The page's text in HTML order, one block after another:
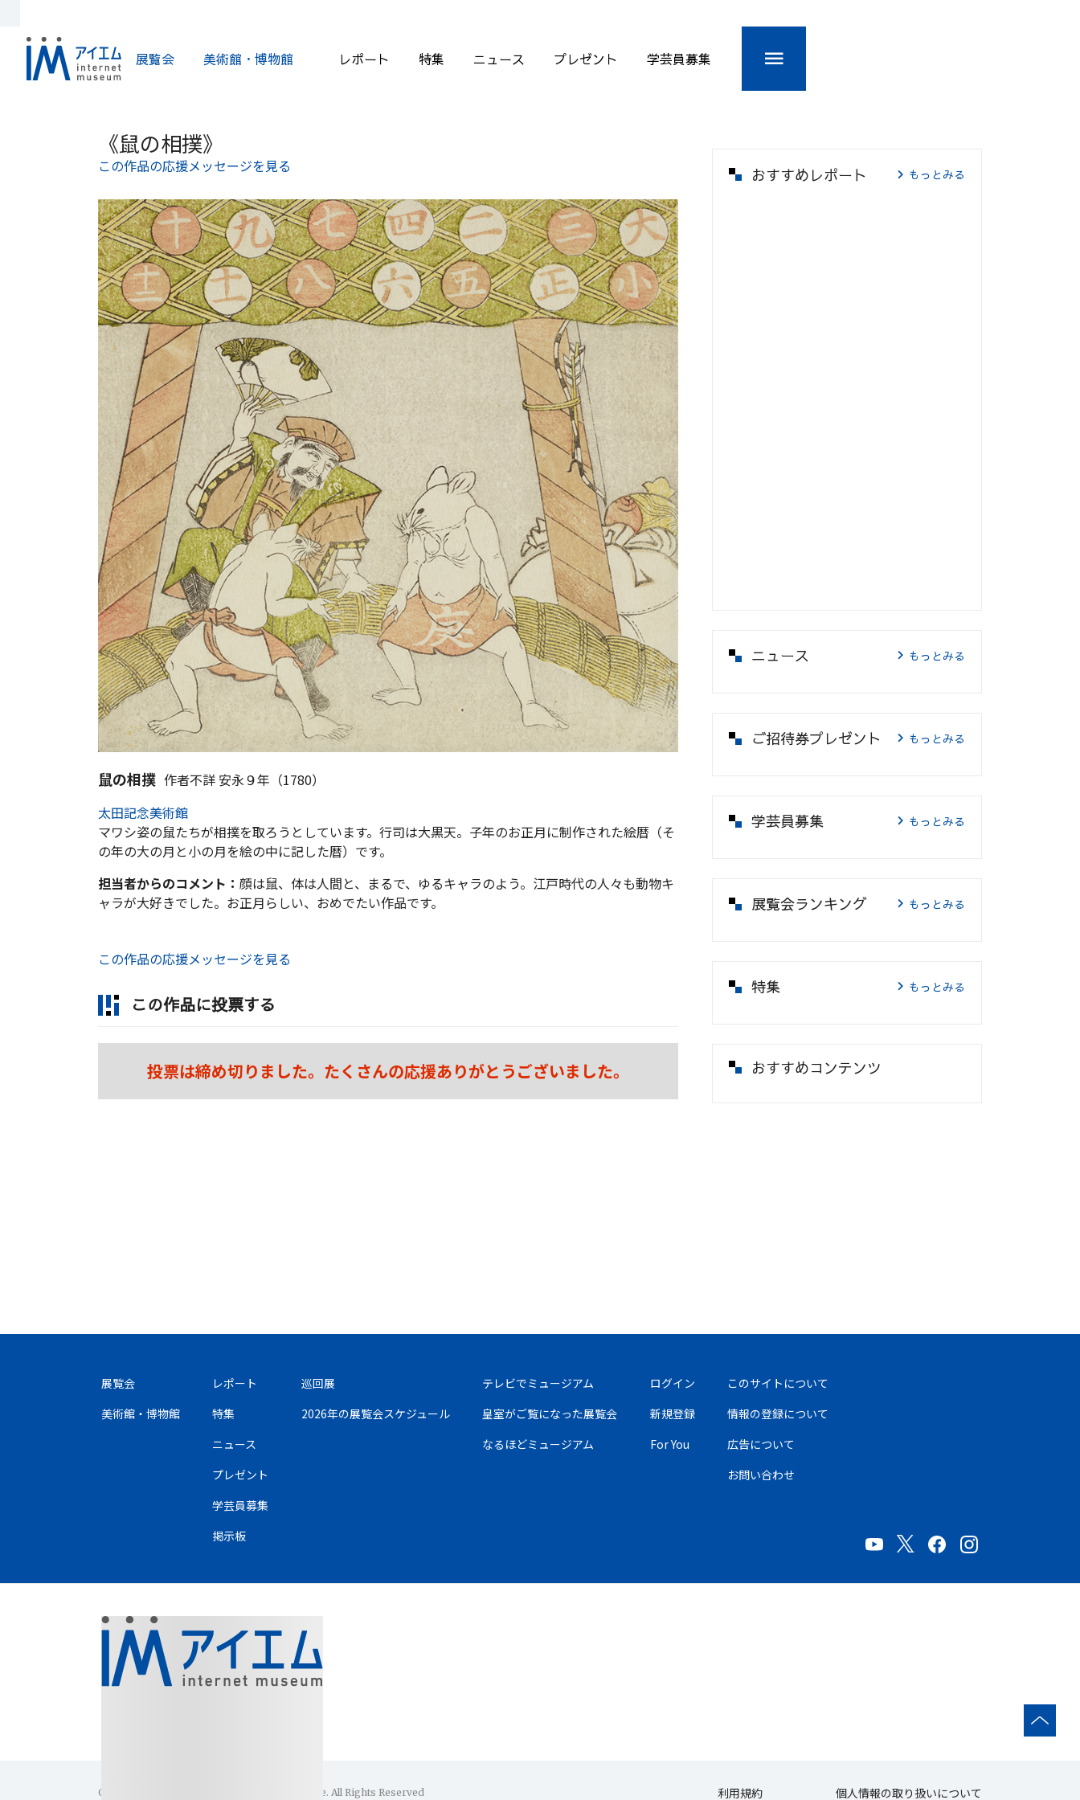
展覧会 美術館・博物館 レポート 特集 ニュース プレゼント 学芸員募集
《鼠の相撲》
この作品の応援メッセージを見る
鼠の相撲 作者不詳 安永９年（1780）
太田記念美術館
マワシ姿の鼠たちが相撲を取ろうとしています。行司は大黒天。子年のお正月に制作された絵暦（そ
の年の大の月と小の月を絵の中に記した暦）です。
担当者からのコメント： 顔は鼠、体は人間と、まるで、ゆるキャラのよう。江戸時代の人々も動物キ
ャラが大好きでした。お正月らしい、おめでたい作品です。
この作品の応援メッセージを見る
この作品に投票する
投票は締め切りました。たくさんの応援ありがとうございました。
おすすめレポート もっとみる
ニュース もっとみる
ご招待券プレゼント もっとみる
学芸員募集 もっとみる
展覧会ランキング もっとみる
特集 もっとみる
おすすめコンテンツ
展覧会
美術館・博物館
レポート
特集
ニュース
プレゼント
学芸員募集
掲示板
巡回展
2026年の展覧会スケジュール
テレビでミュージアム
皇室がご覧になった展覧会
なるほどミュージアム
ログイン
新規登録
For You
このサイトについて
情報の登録について
広告について
お問い合わせ
Copyright(C)1996-2026 Internet Museum Office. All Rights Reserved 利用規約 個人情報の取り扱いについて